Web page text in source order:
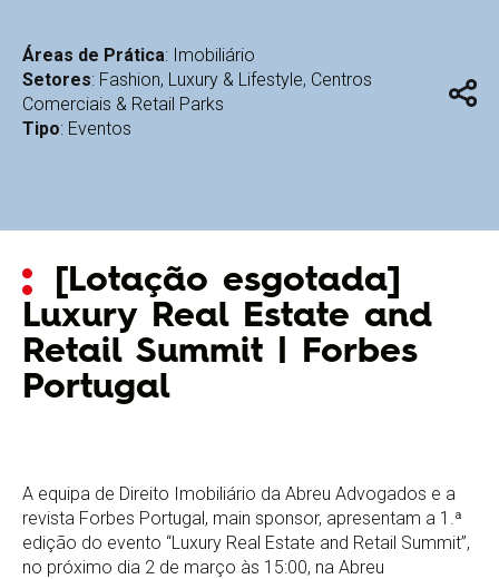
Áreas de Prática: Imobiliário
Setores: Fashion, Luxury & Lifestyle, Centros
Comerciais & Retail Parks
Tipo: Eventos
[Lotação esgotada]
Luxury Real Estate and
Retail Summit | Forbes
Portugal
A equipa de Direito Imobiliário da Abreu Advogados e a
revista Forbes Portugal, main sponsor, apresentam a 1.ª
edição do evento “Luxury Real Estate and Retail Summit”,
no próximo dia 2 de março às 15:00, na Abreu